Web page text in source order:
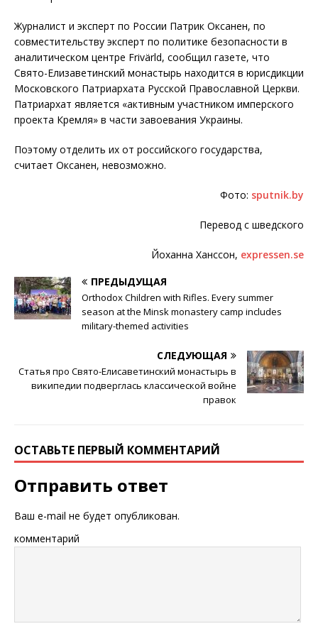
Журналист и эксперт по России Патрик Оксанен, по
совместительству эксперт по политике безопасности в
аналитическом центре Frivärld, сообщил газете, что
Свято-Елизаветинский монастырь находится в юрисдикции
Московского Патриархата Русской Православной Церкви.
Патриархат является «активным участником имперского
проекта Кремля» в части завоевания Украины.
Поэтому отделить их от российского государства,
считает Оксанен, невозможно.
Фото: sputnik.by
Перевод с шведского
Йоханна Ханссон, expressen.se
ПРЕДЫДУЩАЯ
Orthodox Children with Rifles. Every summer
season at the Minsk monastery camp includes
military-themed activities
СЛЕДУЮЩАЯ
Статья про Свято-Елисаветинский монастырь в
википедии подверглась классической войне
правок
ОСТАВЬТЕ ПЕРВЫЙ КОММЕНТАРИЙ
Отправить ответ
Ваш e-mail не будет опубликован.
комментарий